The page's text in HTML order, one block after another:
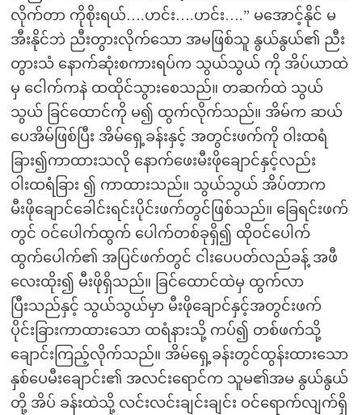
လိုက်တာ ကိုစိုးရယ်….ဟင်း….ဟင်း….” မအောင့်နိုင် မ
အီးနိုင်ဘဲ ညီးတွားလိုက်သော အမဖြစ်သူ နွယ်နွယ်၏ ညီး
တွားသံ နောက်ဆုံးစကားရပ်က သွယ်သွယ် ကို အိပ်ယာထဲ
မှ ငေါက်ကနဲ ထထိုင်သွားစေသည်။ တဆက်ထဲ သွယ်
သွယ် ခြင်ထောင်ကို မ၍ ထွက်လိုက်သည်။ အိမ်က ဆယ်
ပေအိမ်ဖြစ်ပြီး အိမ်ရှေ့ခန်းနှင့် အတွင်းဖက်ကို ဝါးထရံ
ခြား၍ကာထားသလို နောက်ဖေးမီးဖိုချောင်နှင့်လည်း
ဝါးထရံခြား ၍ ကာထားသည်။ သွယ်သွယ် အိပ်တာက
မီးဖိုချောင်ခေါင်းရင်းပိုင်းဖက်တွင်ဖြစ်သည်။ ခြေရင်းဖက်
တွင် ဝင်ပေါက်ထွက် ပေါက်တစ်ခုရှိ၍ ထိုဝင်ပေါက်
ထွက်ပေါက်၏ အပြင်ဖက်တွင် ငါးပေပတ်လည်ခန့် အဖီ
လေးထိုး၍ မီးဖိုရှိသည်။ ခြင်ထောင်ထဲမှ ထွက်လာ
ပြီးသည်နှင့် သွယ်သွယ်မှာ မီးဖိုချောင်နှင့်အတွင်းဖက်
ပိုင်းခြားကာထားသော ထရံနားသို့ ကပ်၍ တစ်ဖက်သို့
ချောင်းကြည့်လိုက်သည်။ အိမ်ရှေ့ခန်းတွင်ထွန်းထားသော
နှစ်ပေမီးချောင်း၏ အလင်းရောင်က သူမ၏အမ နွယ်နွယ်
တို့ အိပ် ခန်းထဲသို့ လင်းလင်းချင်းချင်း ဝင်ရောက်လျက်ရှိ